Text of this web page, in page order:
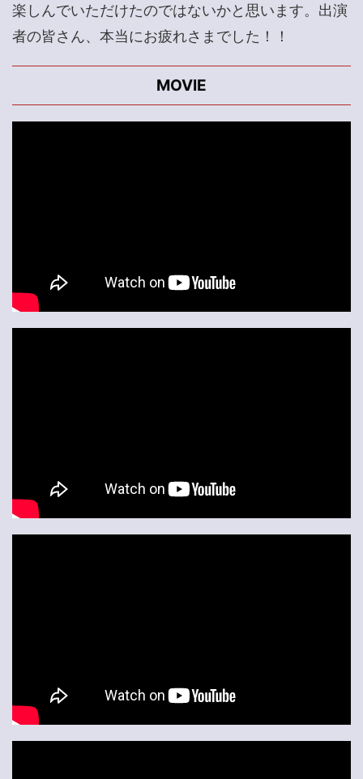
楽しんでいただけたのではないかと思います。出演
者の皆さん、本当にお疲れさまでした！！
MOVIE